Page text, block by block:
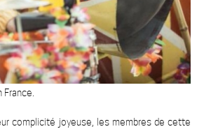
France.
complicité joyeuse, les membres de cette